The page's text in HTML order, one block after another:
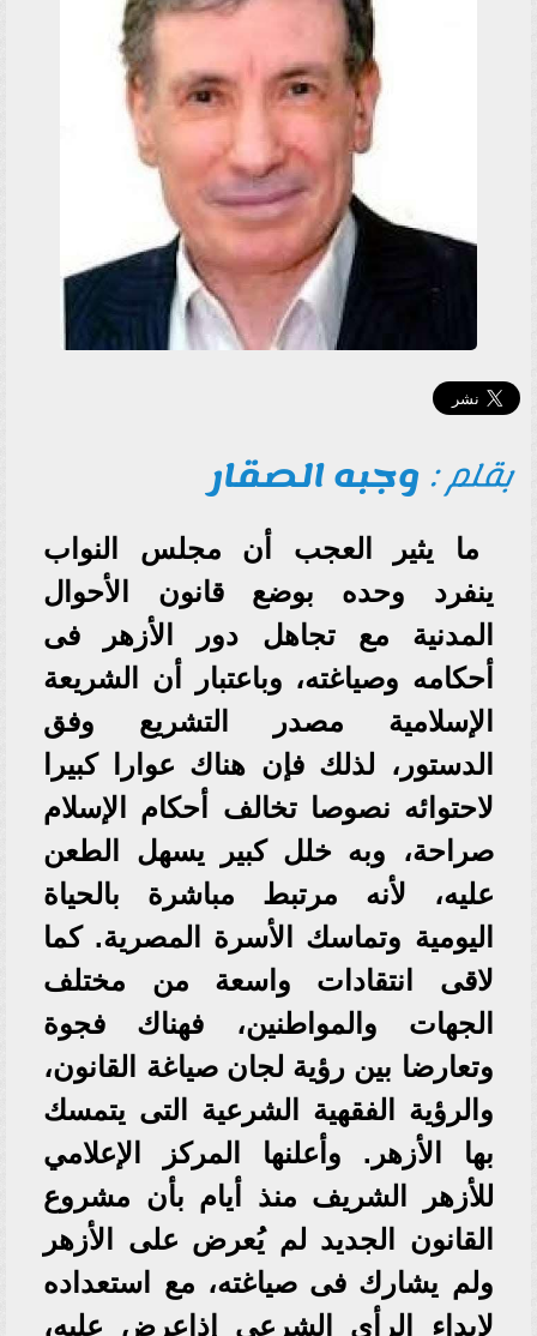
بقلم :وجبه الصقار
ما يثير العجب أن مجلس النواب
ينفرد وحده بوضع قانون الأحوال
المدنية مع تجاهل دور الأزهر فى
أحكامه وصياغته، وباعتبار أن الشريعة
الإسلامية مصدر التشريع وفق
الدستور، لذلك فإن هناك عوارا كبيرا
لاحتوائه نصوصا تخالف أحكام الإسلام
صراحة، وبه خلل كبير يسهل الطعن
عليه، لأنه مرتبط مباشرة بالحياة
اليومية وتماسك الأسرة المصرية. كما
لاقى انتقادات واسعة من مختلف
الجهات والمواطنين، فهناك فجوة
وتعارضا بين رؤية لجان صياغة القانون،
والرؤية الفقهية الشرعية التى يتمسك
بها الأزهر. وأعلنها المركز الإعلامي
للأزهر الشريف منذ أيام بأن مشروع
القانون الجديد لم يُعرض على الأزهر
ولم يشارك فى صياغته، مع استعداده
لإبداء الرأى الشرعى إذاعرض عليه،